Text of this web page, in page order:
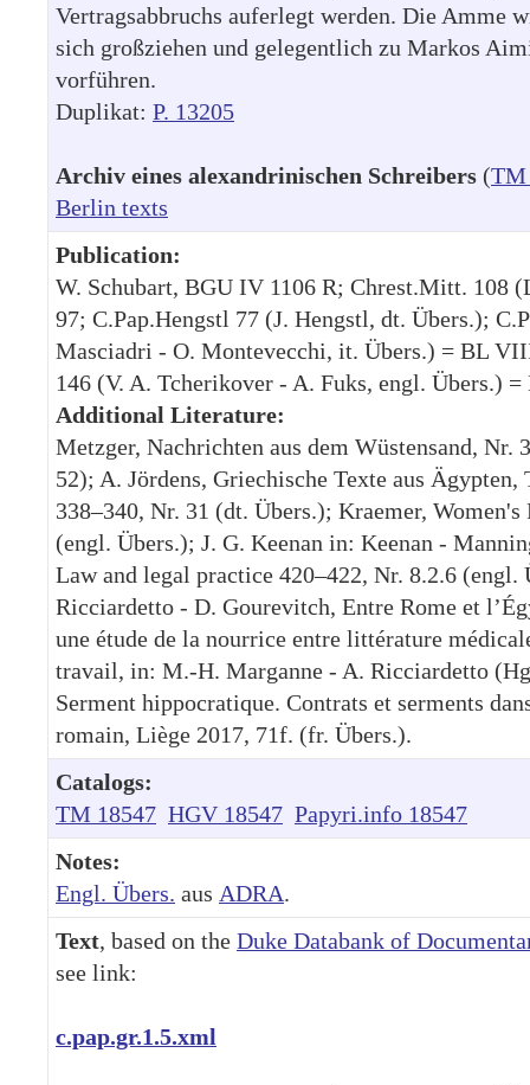
Vertragsabbruchs auferlegt werden. Die Amme
sich großziehen und gelegentlich zu Markos
vorführen.
Duplikat: P. 13205
Archiv eines alexandrinischen Schreibers (TM
Berlin texts
Publication:
W. Schubart, BGU IV 1106 R; Chrest.Mitt. 108
97; C.Pap.Hengstl 77 (J. Hengstl, dt. Übers.);
Masciadri - O. Montevecchi, it. Übers.) = BL
146 (V. A. Tcherikover - A. Fuks, engl. Übers.)
Additional Literature:
Metzger, Nachrichten aus dem Wüstensand, Nr.
52); A. Jördens, Griechische Texte aus Ägypten,
338–340, Nr. 31 (dt. Übers.); Kraemer,
(engl. Übers.); J. G. Keenan in: Keenan -
Law and legal practice 420–422, Nr. 8.2.6 (engl.
Ricciardetto - D. Gourevitch, Entre Rome et
une étude de la nourrice entre littérature
travail, in: M.-H. Marganne - A. Ricciardetto
Serment hippocratique. Contrats et serments
romain, Liège 2017, 71f. (fr. Übers.).
Catalogs:
TM 18547 HGV 18547 Papyri.info 18547
Notes:
Engl. Übers. aus ADRA.
Text, based on the Duke Databank of
see link:
c.pap.gr.1.5.xml